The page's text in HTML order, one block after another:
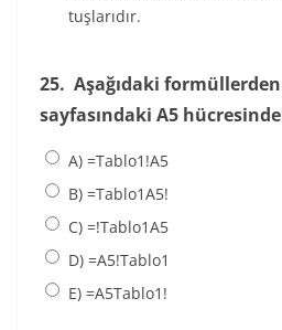
tuşlarıdır.
25. Aşağıdaki
sayfasındaki A5
A) =Tablo1!A5
B) =Tablo1A5!
C) =!Tablo1A5
D) =A5!Tablo1
E) =A5Tablo1!